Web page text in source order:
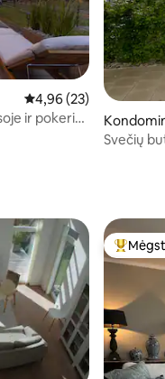
Vidutinis įvertinimas:
4,96 (23)
ir pokerio
Svečių
Svečių